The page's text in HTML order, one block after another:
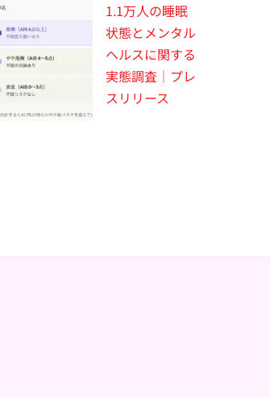
1.1万人の睡眠
状態とメンタル
ヘルスに関する
実態調査｜プレ
スリリース